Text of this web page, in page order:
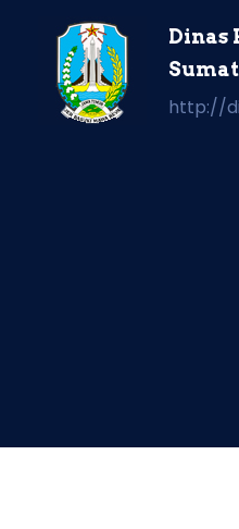
Dinas
http://